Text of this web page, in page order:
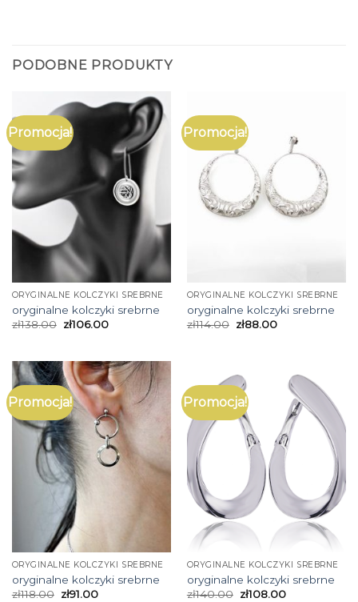
PODOBNE PRODUKTY
Promocja!
ORYGINALNE KOLCZYKI SREBRNE
oryginalne kolczyki srebrne
zł138.00 zł106.00
Promocja!
ORYGINALNE KOLCZYKI SREBRNE
oryginalne kolczyki srebrne
zł114.00 zł88.00
Promocja!
ORYGINALNE KOLCZYKI SREBRNE
oryginalne kolczyki srebrne
zł118.00 zł91.00
Promocja!
ORYGINALNE KOLCZYKI SREBRNE
oryginalne kolczyki srebrne
zł140.00 zł108.00